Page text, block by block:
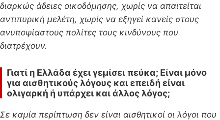
διαρκώς άδειες οικοδόµησης, χωρίς να απαιτείται
αντιπυρική µελέτη, χωρίς να εξηγεί κανείς στους
ανυποψίαστους πολίτες τους κινδύνους που
διατρέχουν.
Γιατί η Ελλάδα έχει γεμίσει πεύκα; Είναι μόνο
για αισθητικούς λόγους και επειδή είναι
ολιγαρκή ή υπάρχει και άλλος λόγος;
Σε καμία περίπτωση δεν είναι αισθητικοί οι λόγοι που